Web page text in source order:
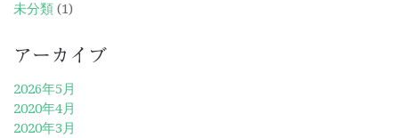
未分類 (1)
アーカイブ
2026年5月
2020年4月
2020年3月